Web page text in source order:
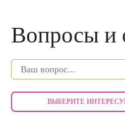
БИТРИКС-ХОСТИНГ
ПОЧТА ДЛЯ ДОМЕНА
ЗАЩИЩЁННЫЙ
АУКЦИОН ДОМЕНОВ
КТО МЫ
НОВОСТИ И АКЦИИ
Вопросы и
ВЫБЕРИТЕ